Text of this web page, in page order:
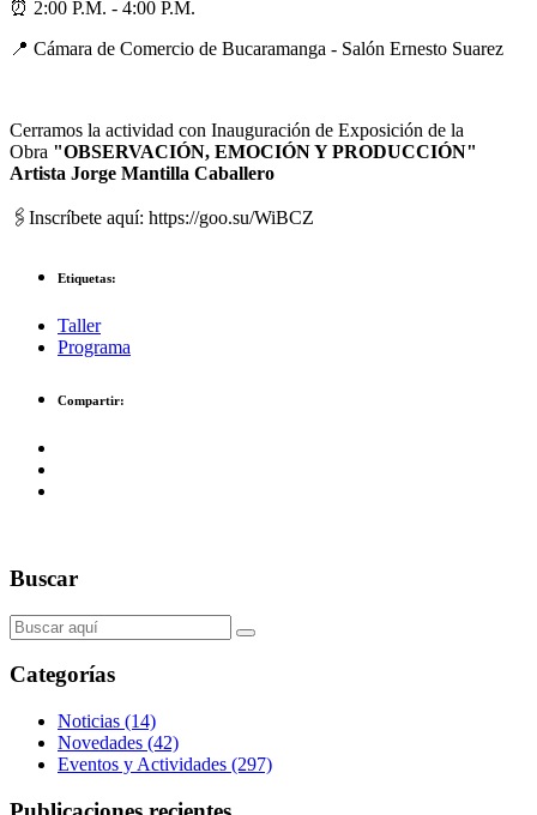
⏰ 2:00 P.M. - 4:00 P.M.
📍 Cámara de Comercio de Bucaramanga - Salón Ernesto Suarez
Cerramos la actividad con Inauguración de Exposición de la
Obra "OBSERVACIÓN, EMOCIÓN Y PRODUCCIÓN"
Artista Jorge Mantilla Caballero
🖇Inscríbete aquí: https://goo.su/WiBCZ
Etiquetas:
Taller
Programa
Compartir:
Buscar
Categorías
Noticias (14)
Novedades (42)
Eventos y Actividades (297)